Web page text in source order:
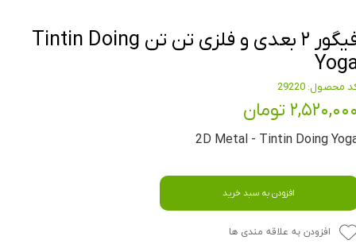
فیگور ۲ بعدی و فلزی تن تن Tintin Doing
محصول: 29220
تومان
2D Metal - Tintin Doing
افزودن به سبد خرید
افزودن به علاقه مندی ها